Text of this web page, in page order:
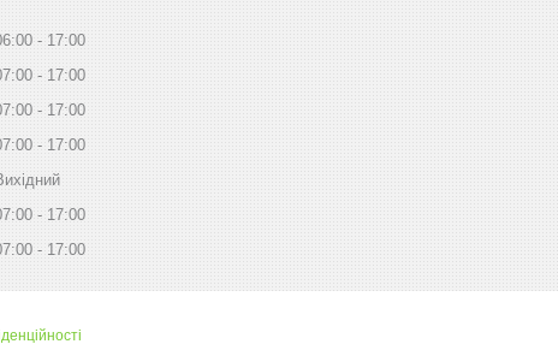
17:00
17:00
17:00
17:00
17:00
17:00